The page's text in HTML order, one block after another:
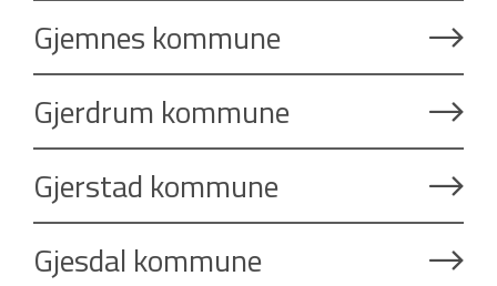
Gjemnes kommune
Gjerdrum kommune
Gjerstad kommune
Gjesdal kommune